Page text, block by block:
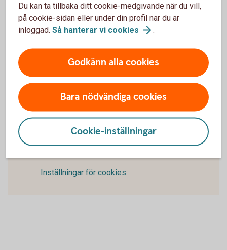
Läs mer om mobbingskyddet under punkt 1.9 i
hemförsäkringens försäkringsvillkor;
Villkor Hemförsäkring (pdf)
TecknaHemförsäkring
För att se detta innehåll behöver du först
Inställningar för cookies
Du kan ta tillbaka ditt cookie-medgivande när du vill,
på cookie-sidan eller under din profil när du är
inloggad. Så hanterar vi cookies .
Godkänn alla cookies
Bara nödvändiga cookies
Cookie-inställningar